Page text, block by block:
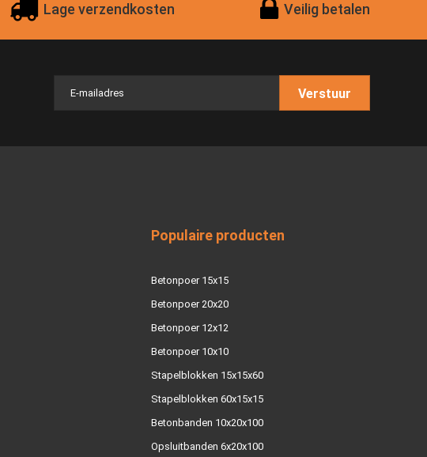
Lage verzendkosten Veilig betalen
Verstuur
Populaire producten
Betonpoer 15x15
Betonpoer 20x20
Betonpoer 12x12
Betonpoer 10x10
Stapelblokken 15x15x60
Stapelblokken 60x15x15
Betonbanden 10x20x100
Opsluitbanden 6x20x100